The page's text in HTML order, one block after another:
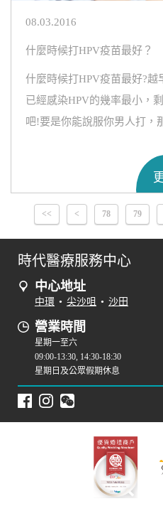
08.03.2016
什麼時候打HPV疫苗最好？
什麼時候打HPV疫苗最好?越
已經感染HPV的幾率最小，
吧!要是你能說服你男人打，
<< < 78 79
時代醫療服務中心
中心地址
中環 • 尖沙咀 • 沙田
營業時間
星期一至六
09:00-13:30, 14:30-18:30
星期日及公眾假期休息